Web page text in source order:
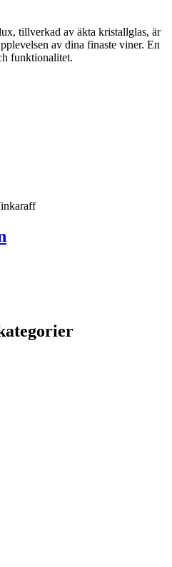
tillverkad av äkta kristallglas, är
av dina finaste viner. En
funktionalitet.
Vinkaraff